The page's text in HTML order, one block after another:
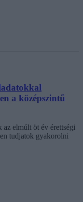
a középszintű
elmúlt öt év érettségi
tudjatok gyakorolni